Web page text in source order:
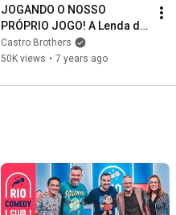
JOGANDO O NOSSO
PRÓPRIO JOGO! A Lenda do
Herói desde o início #05
Castro Brothers
50K views • 7 years ago